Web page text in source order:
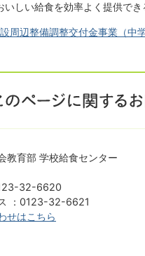
しい給食を効率よく提供でき
周辺整備調整交付金事業（中
教育部 学校給食センター
32-6620
：0123-32-6621
せはこちら